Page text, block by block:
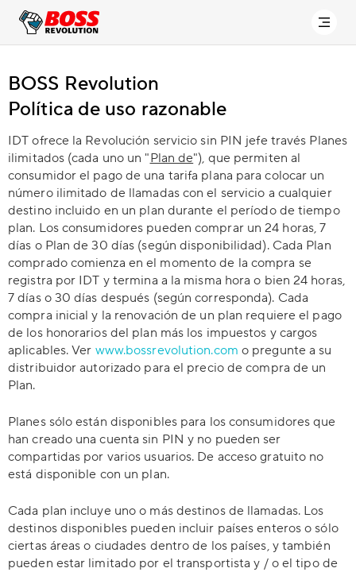
BOSS Revolution
Política de uso razonable
IDT ofrece la Revolución servicio sin PIN jefe través Planes
ilimitados (cada uno un "Plan de"), que permiten al
consumidor el pago de una tarifa plana para colocar un
número ilimitado de llamadas con el servicio a cualquier
destino incluido en un plan durante el período de tiempo
plan. Los consumidores pueden comprar un 24 horas, 7
días o Plan de 30 días (según disponibilidad). Cada Plan
comprado comienza en el momento de la compra se
registra por IDT y termina a la misma hora o bien 24 horas,
7 días o 30 días después (según corresponda). Cada
compra inicial y la renovación de un plan requiere el pago
de los honorarios del plan más los impuestos y cargos
aplicables. Ver www.bossrevolution.com o pregunte a su
distribuidor autorizado para el precio de compra de un
Plan.
Planes sólo están disponibles para los consumidores que
han creado una cuenta sin PIN y no pueden ser
compartidas por varios usuarios. De acceso gratuito no
está disponible con un plan.
Cada plan incluye uno o más destinos de llamadas. Los
destinos disponibles pueden incluir países enteros o sólo
ciertas áreas o ciudades dentro de los países, y también
pueden estar limitado por el transportista y / o el tipo de